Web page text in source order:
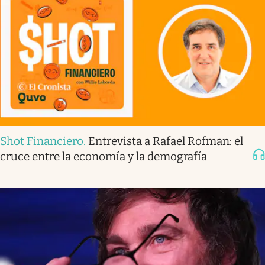
Shot Financiero. Entrevista a Rafael Rofman: el
cruce entre la economía y la demografía